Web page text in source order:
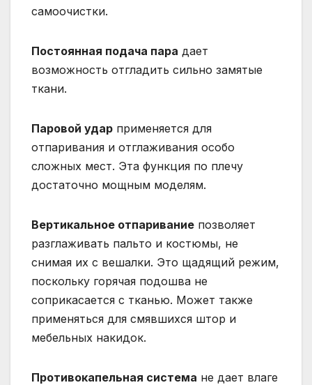
самоочистки.
Постоянная подача пара дает
возможность отгладить сильно замятые
ткани.
Паровой удар применяется для
отпаривания и отглаживания особо
сложных мест. Эта функция по плечу
достаточно мощным моделям.
Вертикальное отпаривание позволяет
разглаживать пальто и костюмы, не
снимая их с вешалки. Это щадящий режим,
поскольку горячая подошва не
соприкасается с тканью. Может также
применяться для смявшихся штор и
мебельных накидок.
Противокапельная система не дает влаге